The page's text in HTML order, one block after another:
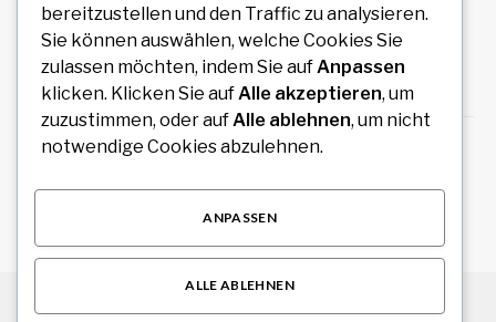
Führungskräfte Coaching Wien: Persönliche
Entwicklung als Grundlage erfolgreicher
Führung
August 9, 2026
Wäschereibedarf kaufen für professionelle
bereitzustellen und den Traffic zu analysieren.
Sie können auswählen, welche Cookies Sie
zulassen möchten, indem Sie aufAnpassen
klicken. Klicken Sie aufAlle akzeptieren, um
zuzustimmen, oder aufAlle ablehnen, um nicht
notwendige Cookies abzulehnen.
ANPASSEN
ALLE ABLEHNEN